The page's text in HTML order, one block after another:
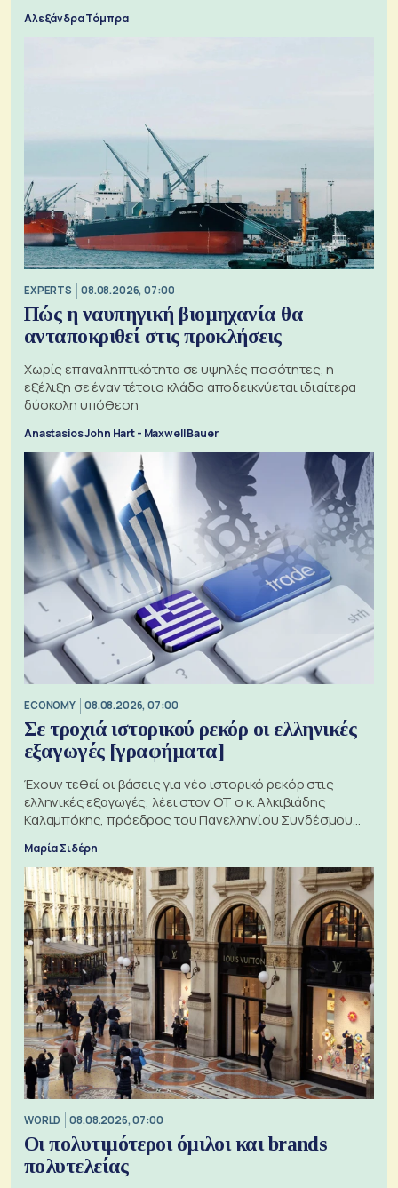
Αλεξάνδρα Τόμπρα
EXPERTS 08.08.2026, 07:00
Πώς η ναυπηγική βιομηχανία θα
ανταποκριθεί στις προκλήσεις
Χωρίς επαναληπτικότητα σε υψηλές ποσότητες, η
εξέλιξη σε έναν τέτοιο κλάδο αποδεικνύεται ιδιαίτερα
δύσκολη υπόθεση
Anastasios John Hart - Maxwell Bauer
ECONOMY 08.08.2026, 07:00
Σε τροχιά ιστορικού ρεκόρ οι ελληνικές
εξαγωγές [γραφήματα]
Έχουν τεθεί οι βάσεις για νέο ιστορικό ρεκόρ στις
ελληνικές εξαγωγές, λέει στον ΟΤ ο κ. Αλκιβιάδης
Καλαμπόκης, πρόεδρος του Πανελληνίου Συνδέσμου
Μαρία Σιδέρη
WORLD 08.08.2026, 07:00
Οι πολυτιμότεροι όμιλοι και brands
πολυτελείας